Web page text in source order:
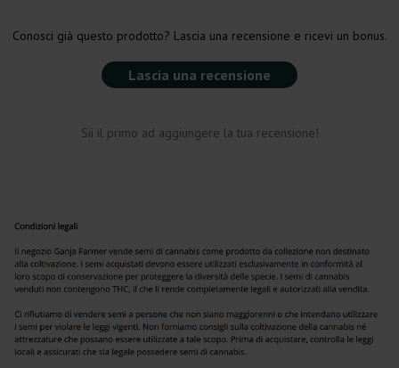
Conosci già questo prodotto? Lascia una recensione e ricevi un bonus.
Lascia una recensione
Sii il primo ad aggiungere la tua recensione!